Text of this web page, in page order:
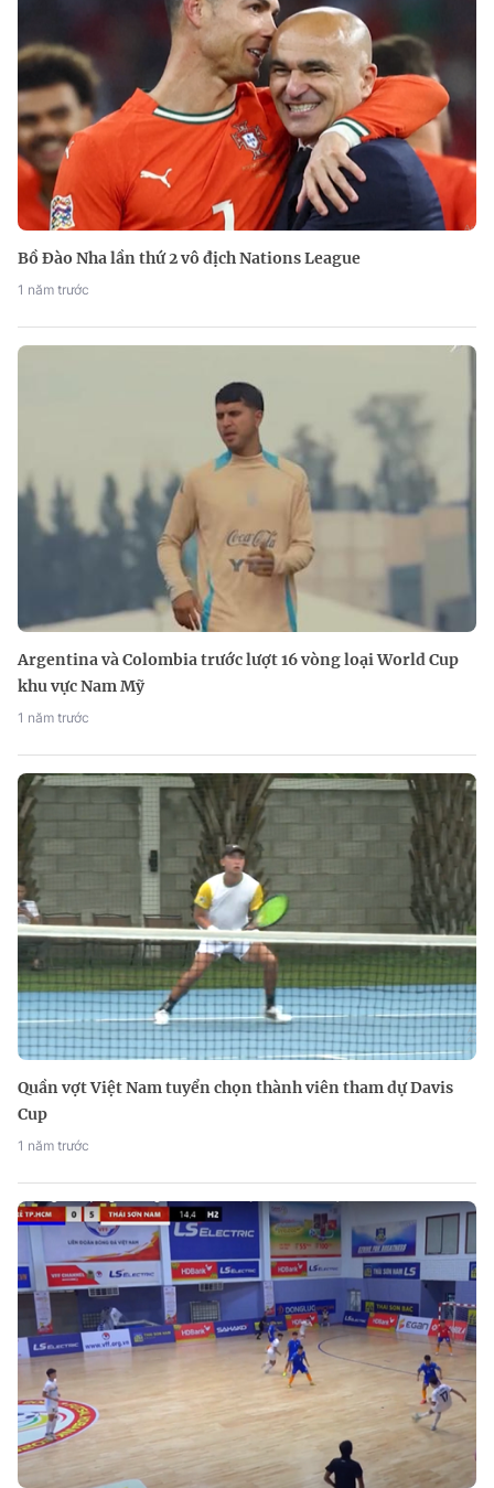
Bồ Đào Nha lần thứ 2 vô địch Nations League
1 năm trước
Argentina và Colombia trước lượt 16 vòng loại World Cup
khu vực Nam Mỹ
1 năm trước
Quần vợt Việt Nam tuyển chọn thành viên tham dự Davis
Cup
1 năm trước